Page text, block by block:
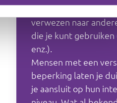
Begin bij het
verwezen naar
die je kunt
enz.).
Mensen met een
beperking laten je
je aansluit op hun